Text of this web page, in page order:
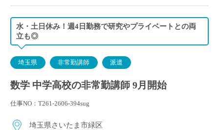
水・土日休み！週4日勤務で研究やプライベートとの両
立も◎
埼玉県 非常勤講師 派遣
数学 中学高校の非常勤講師 9月開始
仕事NO：T261-2606-394sug
埼玉県さいたま市緑区